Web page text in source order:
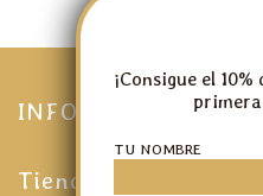
INFORMACIÓN
Tienda
¡Consigue el
TU NOMBRE